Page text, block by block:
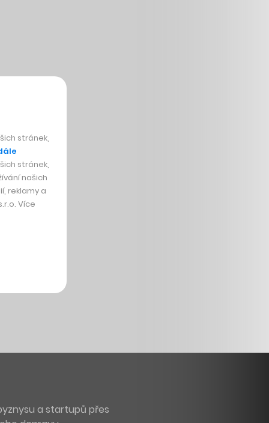
a startupů přes
stránek,
stránek,
našich
reklamy a
Více